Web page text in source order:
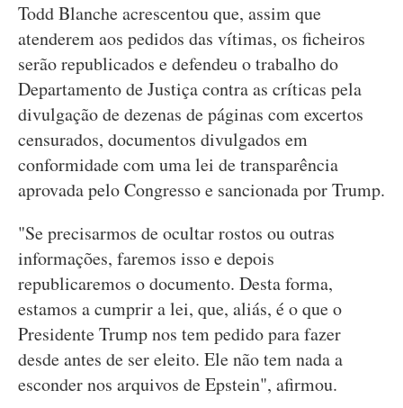
Todd Blanche acrescentou que, assim que
atenderem aos pedidos das vítimas, os ficheiros
serão republicados e defendeu o trabalho do
Departamento de Justiça contra as críticas pela
divulgação de dezenas de páginas com excertos
censurados, documentos divulgados em
conformidade com uma lei de transparência
aprovada pelo Congresso e sancionada por Trump.
"Se precisarmos de ocultar rostos ou outras
informações, faremos isso e depois
republicaremos o documento. Desta forma,
estamos a cumprir a lei, que, aliás, é o que o
Presidente Trump nos tem pedido para fazer
desde antes de ser eleito. Ele não tem nada a
esconder nos arquivos de Epstein", afirmou.